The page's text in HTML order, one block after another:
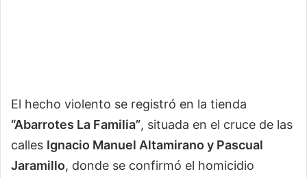
El hecho violento se registró en la tienda
“Abarrotes La Familia”, situada en el cruce de las
calles Ignacio Manuel Altamirano y Pascual
Jaramillo, donde se confirmó el homicidio